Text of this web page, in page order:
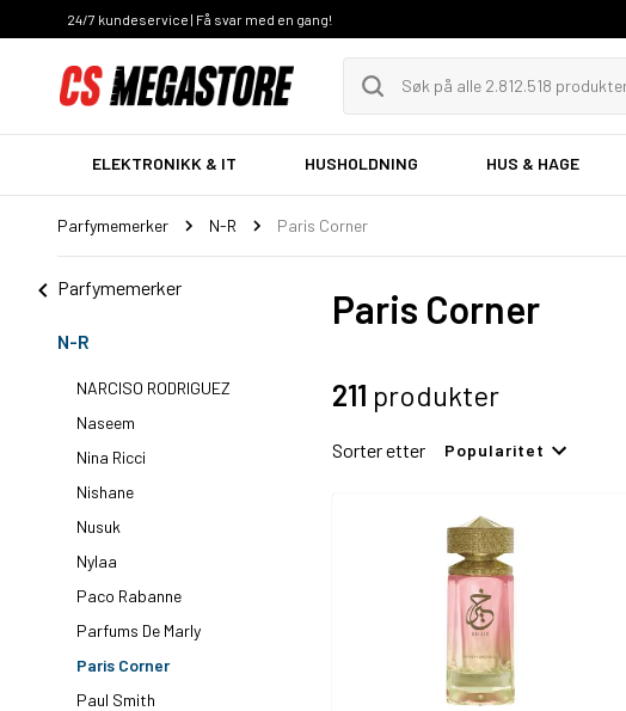
24/7 kundeservice | Få svar med en gang!
ELEKTRONIKK & IT HUSHOLDNING HUS & HAGE
Parfymemerker N-R Paris Corner
Parfymemerker
N-R
NARCISO RODRIGUEZ
Naseem
Nina Ricci
Nishane
Nusuk
Nylaa
Paco Rabanne
Parfums De Marly
Paris Corner
Paul Smith
Paris Corner
211 produkter
Sorter etter Popularitet